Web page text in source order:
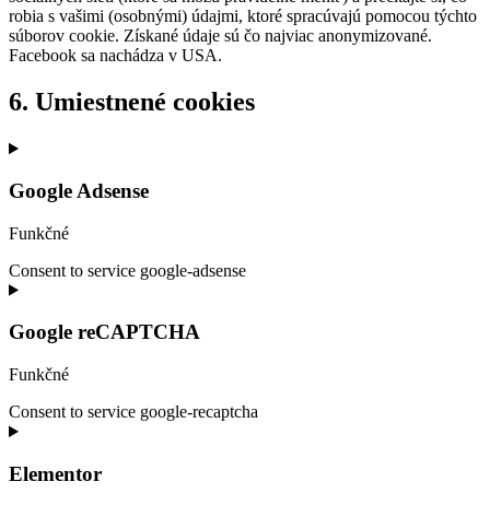
robia s vašimi (osobnými) údajmi, ktoré spracúvajú pomocou týchto
súborov cookie. Získané údaje sú čo najviac anonymizované.
Facebook sa nachádza v USA.
6. Umiestnené cookies
Google Adsense
Funkčné
Consent to service google-adsense
Google reCAPTCHA
Funkčné
Consent to service google-recaptcha
Elementor